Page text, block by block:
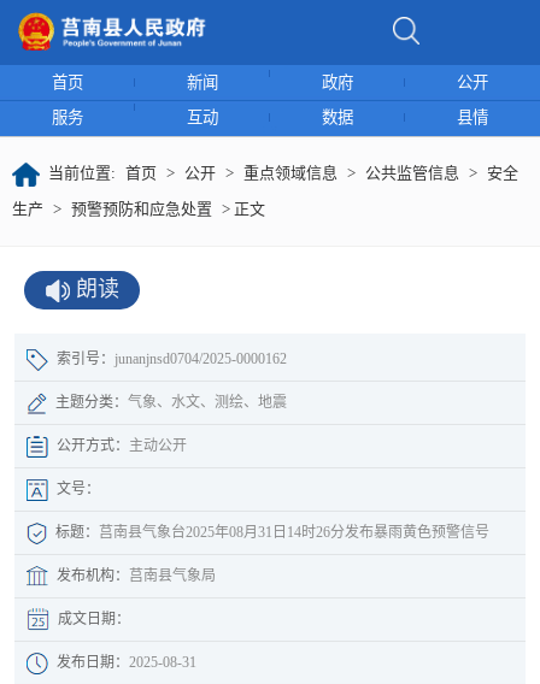
首页 新闻 政府
公开
服务
互动 数据 县情
当前位置: 首页 > 公开 > 重点领域信息 > 公共监管信息 > 安全
生产 > 预警预防和应急处置 > 正文
朗读
索引号： junanjnsd0704/2025-0000162
主题分类： 气象、水文、测绘、地震
公开方式： 主动公开
文号：
标题： 莒南县气象台2025年08月31日14时26分发布暴雨黄色预警信​号
发布机构： 莒南县气象局
成文日期：
发布日期： 2025-08-31